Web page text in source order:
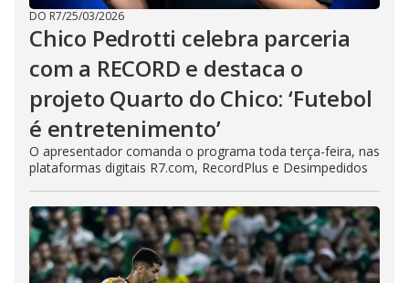
DO R7/25/03/2026
Chico Pedrotti celebra parceria
com a RECORD e destaca o
projeto Quarto do Chico: ‘Futebol
é entretenimento’
O apresentador comanda o programa toda terça-feira, nas
plataformas digitais R7.com, RecordPlus e Desimpedidos